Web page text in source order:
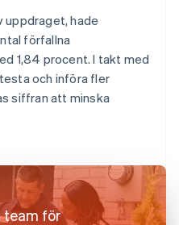
uppdraget, hade
förfallna
1,84 procent. I takt med
och införa fler
siffran att minska
team för